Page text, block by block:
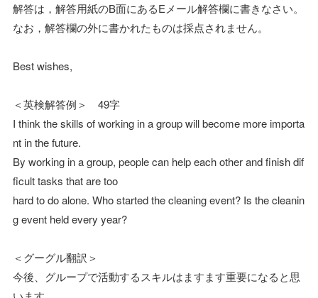
解答は，解答用紙のB面にあるEメール解答欄に書きなさい。
なお，解答欄の外に書かれたものは採点されません。
Best wishes,
＜英検解答例＞ 49字
I think the skills of working in a group will become more importa
nt in the future.
By working in a group, people can help each other and finish dif
ficult tasks that are too
hard to do alone. Who started the cleaning event? Is the cleanin
g event held every year?
＜グーグル翻訳＞
今後、グループで活動するスキルはますます重要になると思